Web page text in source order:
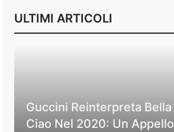
ULTIMI ARTICOLI
Guccini Reinterpreta Bella
Ciao Nel 2020: Un Appello